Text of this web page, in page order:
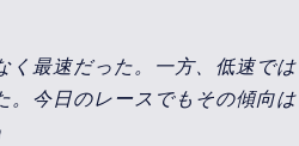
く最速だった。一方、低速では
。今日のレースでもその傾向は